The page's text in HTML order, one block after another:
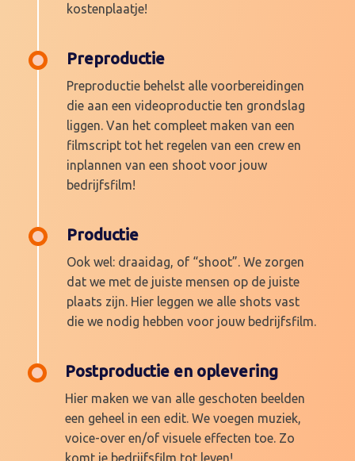
kostenplaatje!
Preproductie
Preproductie behelst alle voorbereidingen
die aan een videoproductie ten grondslag
liggen. Van het compleet maken van een
filmscript tot het regelen van een crew en
inplannen van een shoot voor jouw
bedrijfsfilm!
Productie
Ook wel: draaidag, of “shoot”. We zorgen
dat we met de juiste mensen op de juiste
plaats zijn. Hier leggen we alle shots vast
die we nodig hebben voor jouw bedrijfsfilm.
Postproductie en oplevering
Hier maken we van alle geschoten beelden
een geheel in een edit. We voegen muziek,
voice-over en/of visuele effecten toe. Zo
komt je bedrijfsfilm tot leven!